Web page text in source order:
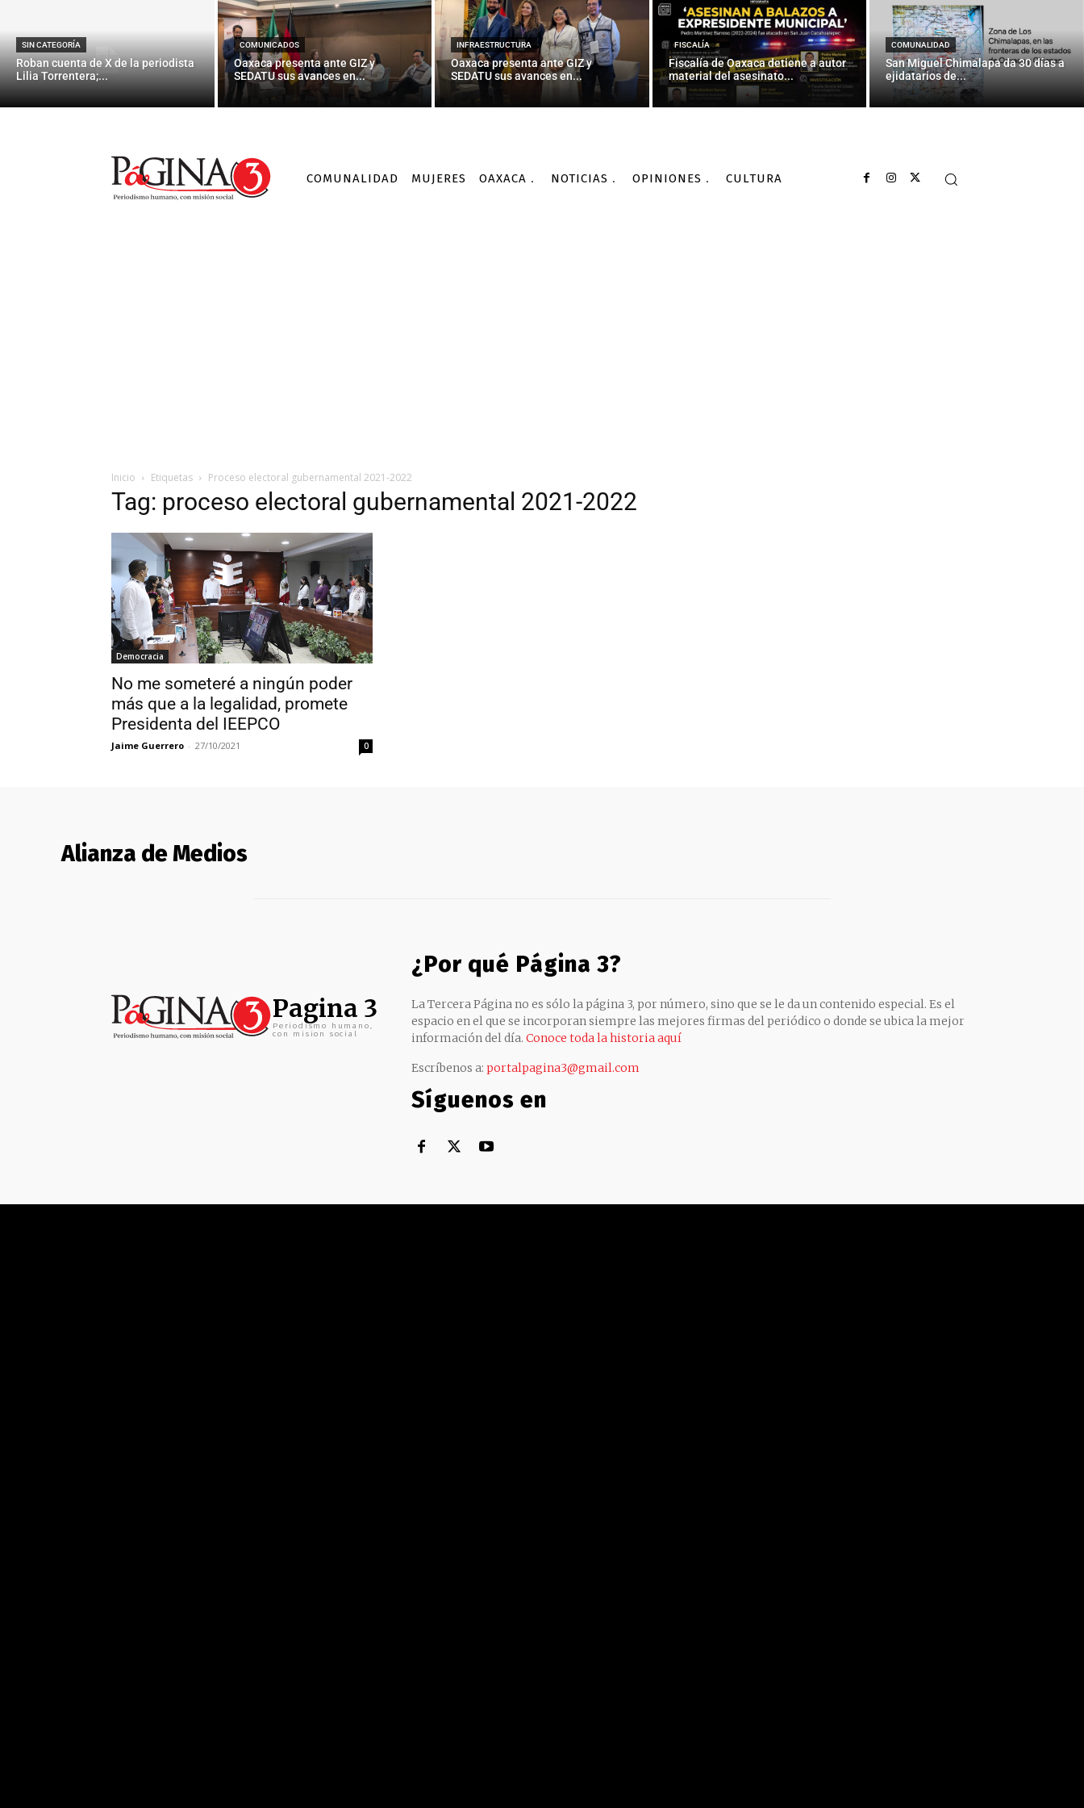
SIN CATEGORÍA
Roban cuenta de X de la periodista
Lilia Torrentera;...
COMUNICADOS
Oaxaca presenta ante GIZ y
SEDATU sus avances en...
INFRAESTRUCTURA
Oaxaca presenta ante GIZ y
SEDATU sus avances en...
FISCALÍA
Fiscalía de Oaxaca detiene a autor
material del asesinato...
COMUNALIDAD
San Miguel Chimalapa da 30 días a
ejidatarios de...
COMUNALIDAD MUJERES OAXACA NOTICIAS OPINIONES CULTURA
Inicio Etiquetas Proceso electoral gubernamental 2021-2022
Tag: proceso electoral gubernamental 2021-2022
Democracia
No me someteré a ningún poder
más que a la legalidad, promete
Presidenta del IEEPCO
Jaime Guerrero - 27/10/2021 0
Alianza de Medios
Pagina 3
Periodismo humano,
con mision social
¿Por qué Página 3?
La Tercera Página no es sólo la página 3, por número, sino que se le da un contenido especial. Es el
espacio en el que se incorporan siempre las mejores firmas del periódico o donde se ubica la mejor
información del día. Conoce toda la historia aquí
Escríbenos a: portalpagina3@gmail.com
Síguenos en